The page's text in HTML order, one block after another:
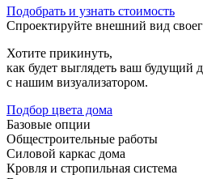
Подобрать и узнать стоимость
Спроектируйте внешний вид
Хотите прикинуть,
как будет выглядеть ваш будущий
с нашим визуализатором.
Подбор цвета дома
Базовые опции
Общестроительные работы
Силовой каркас дома
Кровля и стропильная система